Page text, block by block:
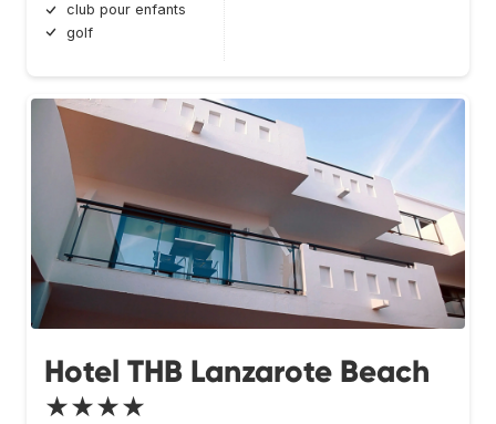
club pour enfants
golf
Hotel THB Lanzarote Beach
★★★★